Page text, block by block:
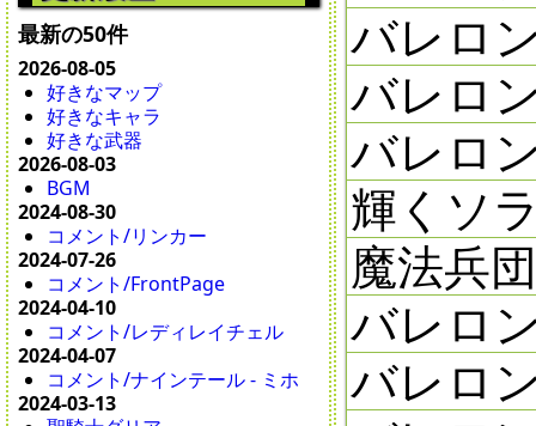
最新の50件
2026-08-05
好きなマップ
好きなキャラ
好きな武器
2026-08-03
BGM
2024-08-30
コメント/リンカー
2024-07-26
コメント/FrontPage
2024-04-10
コメント/レディレイチェル
2024-04-07
コメント/ナインテール - ミホ
2024-03-13
バレロ
バレロ
バレロ
輝くソ
魔法兵
バレロ
バレロ